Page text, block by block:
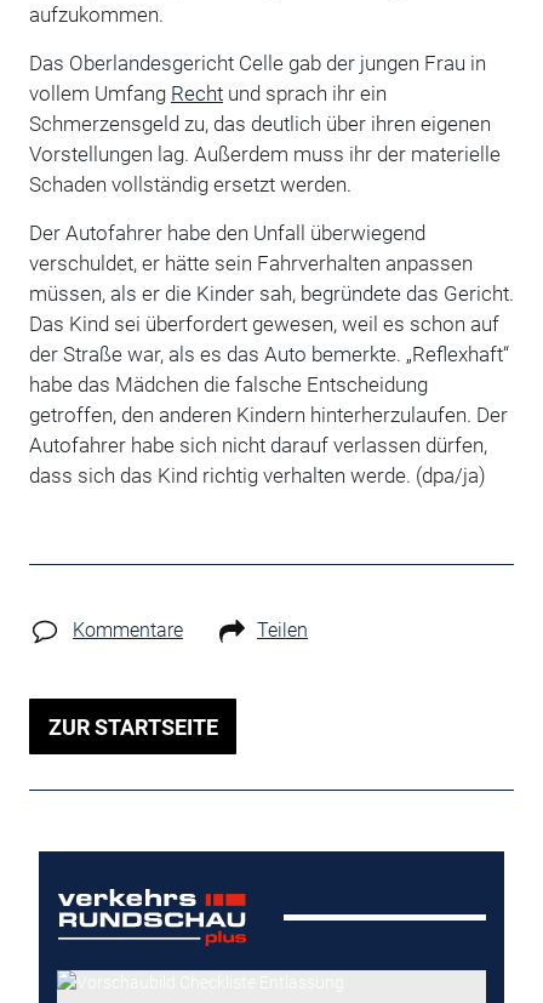
aufzukommen.
Das Oberlandesgericht Celle gab der jungen Frau in
vollem Umfang Rechtund sprach ihr ein
Schmerzensgeld zu, das deutlich über ihren eigenen
Vorstellungen lag. Außerdem muss ihr der materielle
Schaden vollständig ersetzt werden.
Der Autofahrer habe den Unfall überwiegend
verschuldet, er hätte sein Fahrverhalten anpassen
müssen, als er die Kinder sah, begründete das Gericht.
Das Kind sei überfordert gewesen, weil es schon auf
der Straße war, als es das Auto bemerkte. „Reflexhaft“
habe das Mädchen die falsche Entscheidung
getroffen, den anderen Kindern hinterherzulaufen. Der
Autofahrer habe sich nicht darauf verlassen dürfen,
dass sich das Kind richtig verhalten werde. (dpa/ja)
Kommentare Teilen
ZUR STARTSEITE